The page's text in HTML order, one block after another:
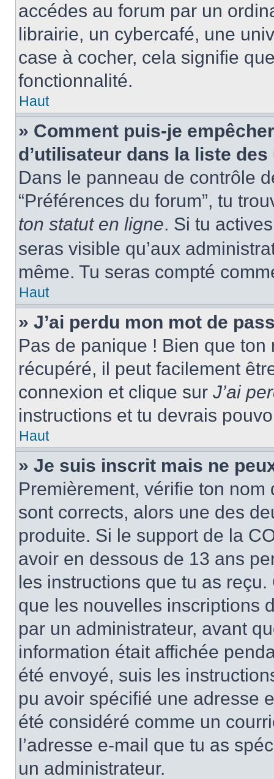
accédes au forum par un
librairie, un cybercafé, une
case à cocher, cela signifie
fonctionnalité.
Haut
» Comment puis-je
d’utilisateur dans la liste
Dans le panneau de contrôle
“Préférences du forum”, tu
ton statut en ligne. Si tu
seras visible qu’aux
même. Tu seras compté
Haut
» J’ai perdu mon mot de
Pas de panique ! Bien que
récupéré, il peut facilement
connexion et clique sur J’ai
instructions et tu devrais
Haut
» Je suis inscrit mais ne
Premièrement, vérifie ton nom
sont corrects, alors une des
produite. Si le support de la
avoir en dessous de 13 ans
les instructions que tu as
que les nouvelles inscriptions
par un administrateur, avant
information était affichée
été envoyé, suis les
pu avoir spécifié une adresse
été considéré comme un
l’adresse e-mail que tu as
un administrateur.